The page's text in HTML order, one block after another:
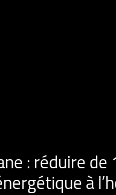
: réduire de
à